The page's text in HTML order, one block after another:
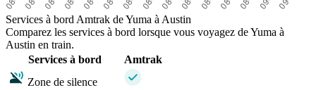
Services à bord Amtrak de Yuma à Austin
Comparez les services à bord lorsque vous voyagez de Yuma à
Austin en train.
Services à bord
Amtrak
Zone de silence